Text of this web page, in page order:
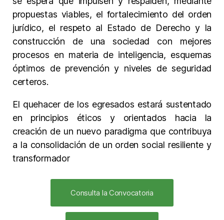
propuestas viables, el fortalecimiento del orden
jurídico, el respeto al Estado de Derecho y la
construcción de una sociedad con mejores
procesos en materia de inteligencia, esquemas
óptimos de prevención y niveles de seguridad
certeros.
El quehacer de los egresados estará sustentado
en principios éticos y orientados hacia la
creación de un nuevo paradigma que contribuya
a la consolidación de un orden social resiliente y
transformador
Consulta la Convocatoria